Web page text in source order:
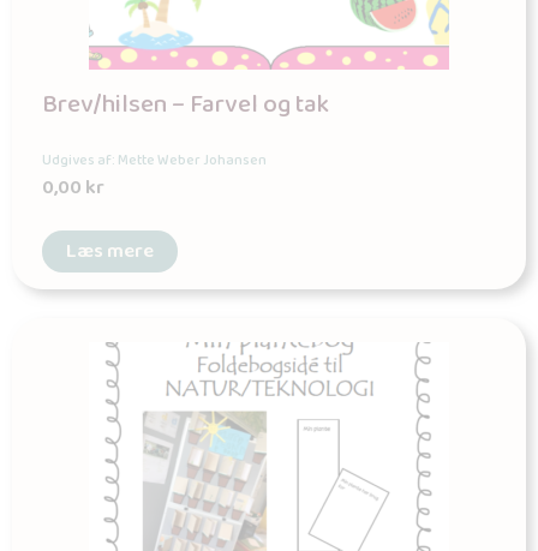
Brev/hilsen – Farvel og tak
Udgives af: Mette Weber Johansen
0,00kr
Læs mere